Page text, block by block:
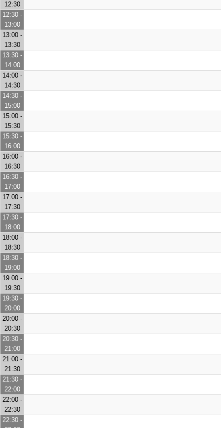
12:30
12:30 -
13:00
13:00 -
13:30
13:30 -
14:00
14:00 -
14:30
14:30 -
15:00
15:00 -
15:30
15:30 -
16:00
16:00 -
16:30
16:30 -
17:00
17:00 -
17:30
17:30 -
18:00
18:00 -
18:30
18:30 -
19:00
19:00 -
19:30
19:30 -
20:00
20:00 -
20:30
20:30 -
21:00
21:00 -
21:30
21:30 -
22:00
22:00 -
22:30
22:30 -